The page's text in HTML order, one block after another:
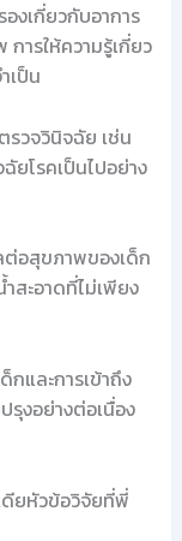
งเกี่ยวกับอาการ
ารให้ความรู้เกี่ยว
เป็น
รวจวินิจฉัย เช่น
ยโรคเป็นไปอย่าง
อสุขภาพของเด็ก
สะอาดที่ไม่เพียง
และการเข้าถึง
งอย่างต่อเนื่อง
ดียหัวข้อวิจัยที่พี่